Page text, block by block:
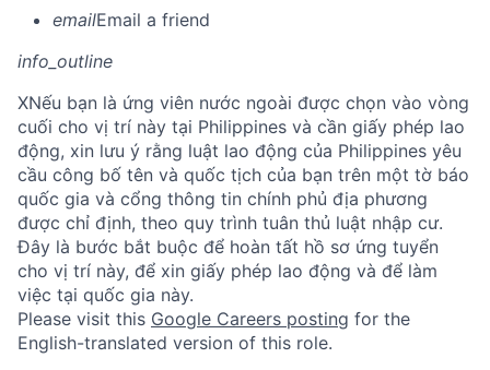
emailEmail a friend
info_outline
XNếu bạn là ứng viên nước ngoài được chọn vào vòng
cuối cho vị trí này tại Philippines và cần giấy phép lao
động, xin lưu ý rằng luật lao động của Philippines yêu
cầu công bố tên và quốc tịch của bạn trên một tờ báo
quốc gia và cổng thông tin chính phủ địa phương
được chỉ định, theo quy trình tuân thủ luật nhập cư.
Đây là bước bắt buộc để hoàn tất hồ sơ ứng tuyển
cho vị trí này, để xin giấy phép lao động và để làm
việc tại quốc gia này.
Please visit this Google Careers posting for the
English-translated version of this role.